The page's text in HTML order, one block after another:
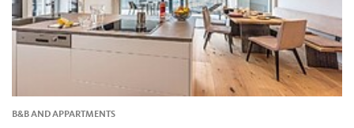
B&B AND APPARTMENTS